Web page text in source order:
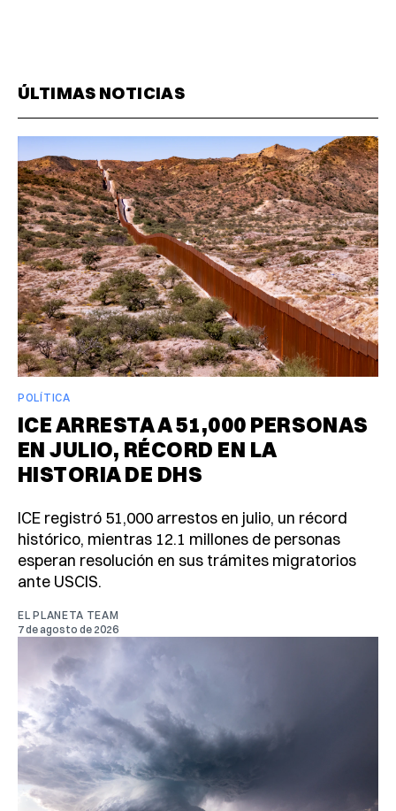
ÚLTIMAS NOTICIAS
POLÍTICA
ICE ARRESTA A 51,000 PERSONAS
EN JULIO, RÉCORD EN LA
HISTORIA DE DHS
ICE registró 51,000 arrestos en julio, un récord
histórico, mientras 12.1 millones de personas
esperan resolución en sus trámites migratorios
ante USCIS.
EL PLANETA TEAM
7 de agosto de 2026